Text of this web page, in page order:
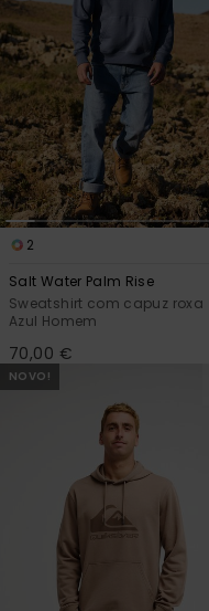
2
Salt Water Palm Rise
Sweatshirt com capuz roxa
Azul Homem
70,00 €
NOVO!